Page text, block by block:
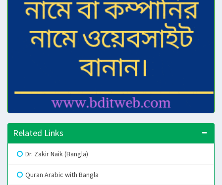
Related Links
Dr. Zakir Naik (Bangla)
Quran Arabic with Bangla